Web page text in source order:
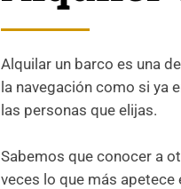
Alquilar un barco es una
la navegación como si ya
las personas que elijas.
Sabemos que conocer a
veces lo que más